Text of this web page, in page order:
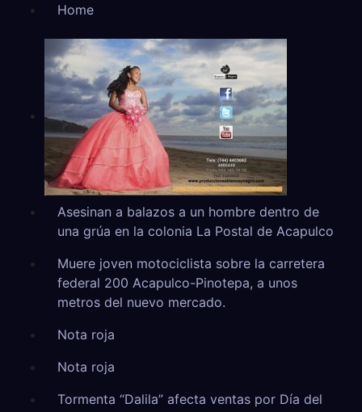
Home
Asesinan a balazos a un hombre dentro de
una grúa en la colonia La Postal de Acapulco
Muere joven motociclista sobre la carretera
federal 200 Acapulco-Pinotepa, a unos
metros del nuevo mercado.
Nota roja
Nota roja
Tormenta “Dalila” afecta ventas por Día del